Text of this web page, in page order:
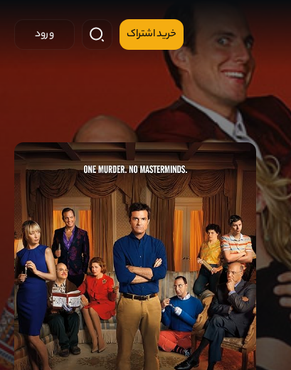
خرید اشتراک ورود